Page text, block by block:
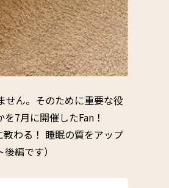
せん。そのために重要な役
7月に開催したFan！
わる！ 睡眠の質をアップ
編です）